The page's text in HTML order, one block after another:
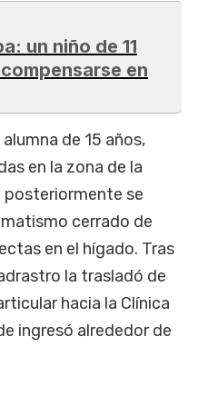
un niño de 11
en
de 15 años,
en la zona de la
posteriormente se
cerrado de
en el hígado. Tras
la trasladó de
hacia la Clínica
ingresó alrededor de